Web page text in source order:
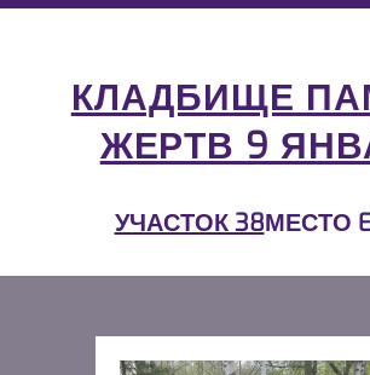
КЛАДБИЩЕ
ЖЕРТВ 9
УЧАСТОК 38МЕСТО